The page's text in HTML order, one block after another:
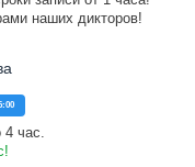
наших дикторов!
4 час.